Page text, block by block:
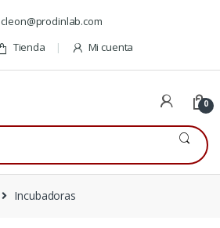
cleon@prodinlab.com
Tienda Mi cuenta
0
Incubadoras